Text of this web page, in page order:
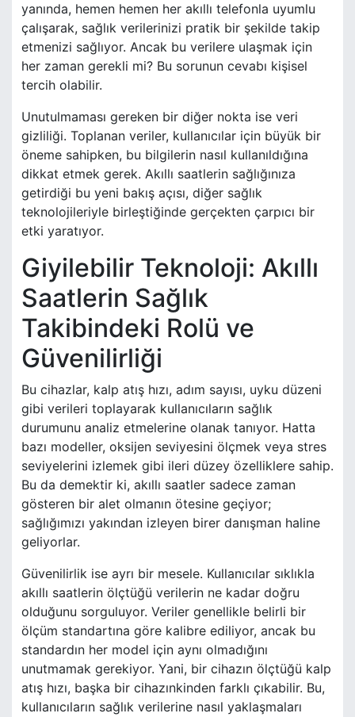
yanında, hemen hemen her akıllı telefonla uyumlu
çalışarak, sağlık verilerinizi pratik bir şekilde takip
etmenizi sağlıyor. Ancak bu verilere ulaşmak için
her zaman gerekli mi? Bu sorunun cevabı kişisel
tercih olabilir.
Unutulmaması gereken bir diğer nokta ise veri
gizliliği. Toplanan veriler, kullanıcılar için büyük bir
öneme sahipken, bu bilgilerin nasıl kullanıldığına
dikkat etmek gerek. Akıllı saatlerin sağlığınıza
getirdiği bu yeni bakış açısı, diğer sağlık
teknolojileriyle birleştiğinde gerçekten çarpıcı bir
etki yaratıyor.
Giyilebilir Teknoloji: Akıllı
Saatlerin Sağlık
Takibindeki Rolü ve
Güvenilirliği
Bu cihazlar, kalp atış hızı, adım sayısı, uyku düzeni
gibi verileri toplayarak kullanıcıların sağlık
durumunu analiz etmelerine olanak tanıyor. Hatta
bazı modeller, oksijen seviyesini ölçmek veya stres
seviyelerini izlemek gibi ileri düzey özelliklere sahip.
Bu da demektir ki, akıllı saatler sadece zaman
gösteren bir alet olmanın ötesine geçiyor;
sağlığımızı yakından izleyen birer danışman haline
geliyorlar.
Güvenilirlik ise ayrı bir mesele. Kullanıcılar sıklıkla
akıllı saatlerin ölçtüğü verilerin ne kadar doğru
olduğunu sorguluyor. Veriler genellikle belirli bir
ölçüm standartına göre kalibre ediliyor, ancak bu
standardın her model için aynı olmadığını
unutmamak gerekiyor. Yani, bir cihazın ölçtüğü kalp
atış hızı, başka bir cihazınkinden farklı çıkabilir. Bu,
kullanıcıların sağlık verilerine nasıl yaklaşmaları